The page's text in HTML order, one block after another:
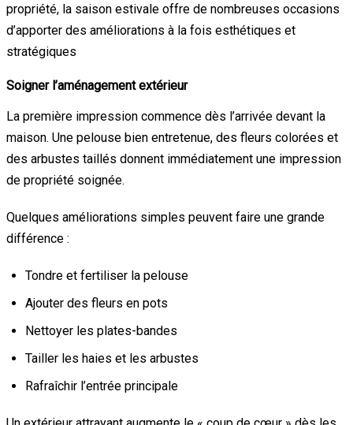
propriété, la saison estivale offre de nombreuses occasions
d’apporter des améliorations à la fois esthétiques et
stratégiques
Soigner l’aménagement extérieur
La première impression commence dès l’arrivée devant la
maison. Une pelouse bien entretenue, des fleurs colorées et
des arbustes taillés donnent immédiatement une impression
de propriété soignée.
Quelques améliorations simples peuvent faire une grande
différence :
Tondre et fertiliser la pelouse
Ajouter des fleurs en pots
Nettoyer les plates-bandes
Tailler les haies et les arbustes
Rafraîchir l’entrée principale